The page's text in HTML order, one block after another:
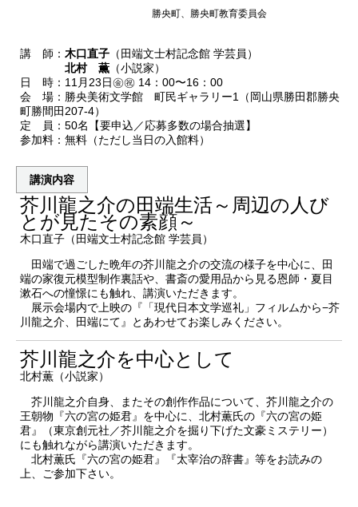
勝央町、勝央町教育委員会
講 師： 木口直子 （田端文士村記念館 学芸員）
北村 薫 （小説家）
日 時：11月23日㊎㊗ 14：00〜16：00
会 場：勝央美術文学館 町民ギャラリー1（岡山県勝田郡勝央
町勝間田207-4）
定 員：50名【要申込／応募多数の場合抽選】
参加料：無料（ただし当日の入館料）
講演内容
芥川龍之介の田端生活～周辺の人び
とが見たその素顔～
木口直子（田端文士村記念館 学芸員）
田端で過ごした晩年の芥川龍之介の交流の様子を中心に、田
端の家復元模型制作裏話や、書斎の愛用品から見る恩師・夏目
漱石への憧憬にも触れ、講演いただきます。
展示会場内で上映の『「現代日本文学巡礼」フィルムから−芥
川龍之介、田端にて』とあわせてお楽しみください。
芥川龍之介を中心として
北村薫（小説家）
芥川龍之介自身、またその創作作品について、芥川龍之介の
王朝物『六の宮の姫君』を中心に、北村薫氏の『六の宮の姫
君』（東京創元社／芥川龍之介を掘り下げた文豪ミステリー）
にも触れながら講演いただきます。
北村薫氏『六の宮の姫君』『太宰治の辞書』等をお読みの
上、ご参加下さい。